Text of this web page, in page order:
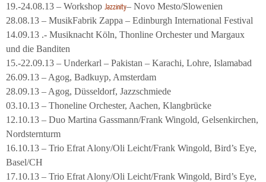
19.-24.08.13 – Workshop Jazzinity– Novo Mesto/Slowenien
28.08.13 – MusikFabrik Zappa – Edinburgh International Festival
14.09.13 .- Musiknacht Köln, Thonline Orchester und Margaux
und die Banditen
15.-22.09.13 – Underkarl – Pakistan – Karachi, Lohre, Islamabad
26.09.13 – Agog, Badkuyp, Amsterdam
28.09.13 – Agog, Düsseldorf, Jazzschmiede
03.10.13 – Thoneline Orchester, Aachen, Klangbrücke
12.10.13 – Duo Martina Gassmann/Frank Wingold, Gelsenkirchen,
Nordsternturm
16.10.13 – Trio Efrat Alony/Oli Leicht/Frank Wingold, Bird’s Eye,
Basel/CH
17.10.13 – Trio Efrat Alony/Oli Leicht/Frank Wingold, Bird’s Eye,